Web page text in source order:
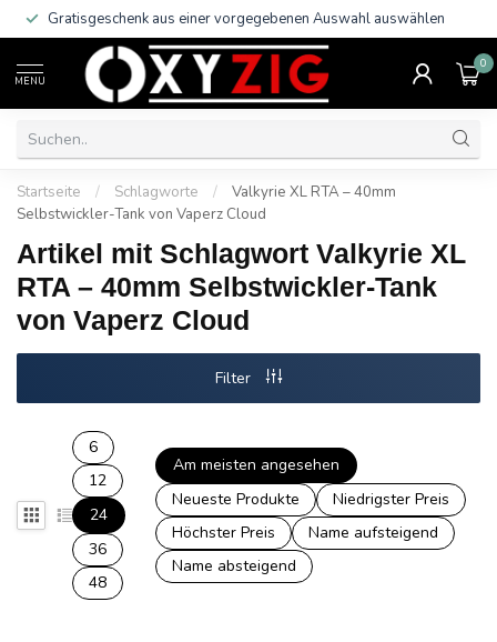
Gratisgeschenk aus einer vorgegebenen Auswahl auswählen
MENU
0
Startseite / Schlagworte /
Valkyrie XL RTA – 40mm
Selbstwickler-Tank von Vaperz Cloud
Artikel mit Schlagwort Valkyrie XL
RTA – 40mm Selbstwickler-Tank
von Vaperz Cloud
Filter
6
12
24
36
48
Am meisten angesehen
Neueste Produkte
Niedrigster Preis
Höchster Preis
Name aufsteigend
Name absteigend